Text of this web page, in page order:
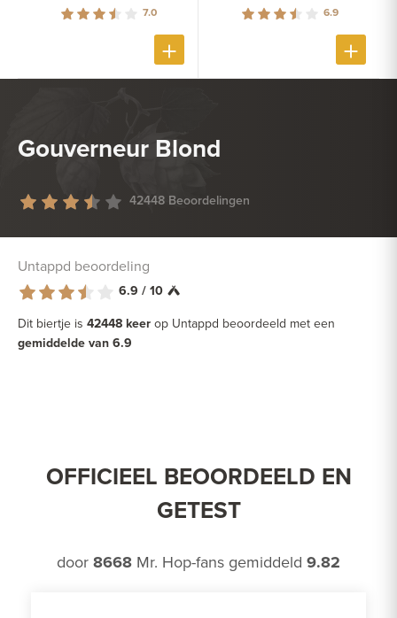
7.0 6.9
Gouverneur Blond
42448 Beoordelingen
Untappd beoordeling
6.9 / 10
Dit biertje is 42448 keer op Untappd beoordeeld met een
gemiddelde van 6.9
OFFICIEEL BEOORDEELD EN
GETEST
door 8668 Mr. Hop-fans gemiddeld 9.82